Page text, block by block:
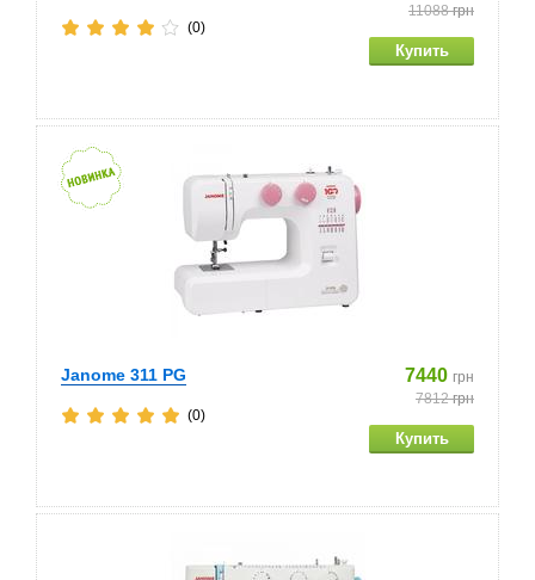
11088грн
(0)
Janome 311 PG 7440 грн
7812грн
(0)